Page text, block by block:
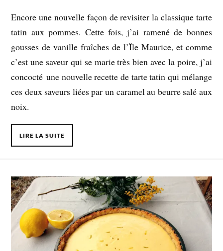
Encore une nouvelle façon de revisiter la classique tarte
tatin aux pommes. Cette fois, j’ai ramené de bonnes
gousses de vanille fraîches de l’Île Maurice, et comme
c’est une saveur qui se marie très bien avec la poire, j’ai
concocté une nouvelle recette de tarte tatin qui mélange
ces deux saveurs liées par un caramel au beurre salé aux
noix.
LIRE LA SUITE